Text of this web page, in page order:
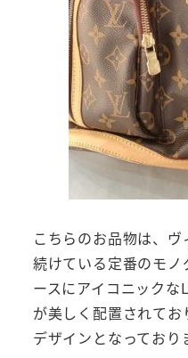
こちらのお品物は、
続けている定番のモ
ースにアイコニックな
が美しく配置されて
デザインとなっており